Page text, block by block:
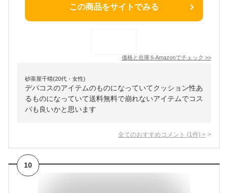
この商品をサイトでみる
価格と在庫をAmazonでチェック >>
砂茶屋千晴(20代・女性)
デパコスのアイテムのものになっていてクッション性あ
るものになっていて送料無料で崩れないアイテムでコス
パも良いかと思います
全てのおすすめコメント (1 件) >
10